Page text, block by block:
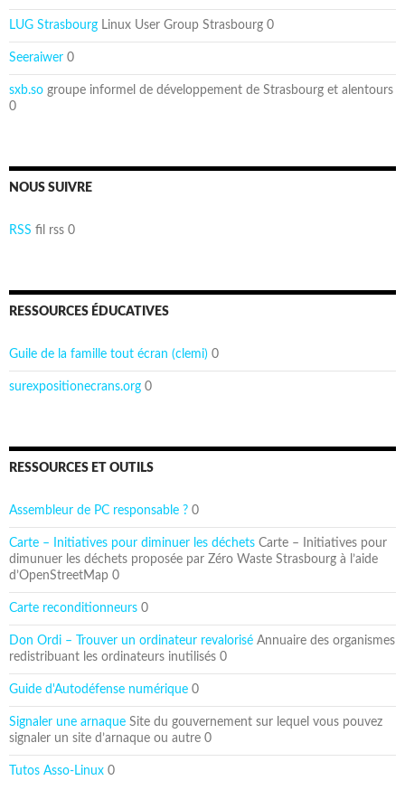
LUG Strasbourg Linux User Group Strasbourg 0
Seeraiwer 0
sxb.so groupe informel de développement de Strasbourg et alentours
0
NOUS SUIVRE
RSS fil rss 0
RESSOURCES ÉDUCATIVES
Guile de la famille tout écran (clemi) 0
surexpositionecrans.org 0
RESSOURCES ET OUTILS
Assembleur de PC responsable ? 0
Carte – Initiatives pour diminuer les déchets Carte – Initiatives pour
dimunuer les déchets proposée par Zéro Waste Strasbourg à l’aide
d’OpenStreetMap 0
Carte reconditionneurs 0
Don Ordi – Trouver un ordinateur revalorisé Annuaire des organismes
redistribuant les ordinateurs inutilisés 0
Guide d'Autodéfense numérique 0
Signaler une arnaque Site du gouvernement sur lequel vous pouvez
signaler un site d’arnaque ou autre 0
Tutos Asso-Linux 0